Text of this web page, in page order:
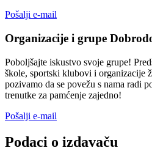
Pošalji e-mail
Organizacije i grupe
Poboljšajte iskustvo svoje grupe!
škole, sportski klubovi i organizacije
pozivamo da se povežu s nama radi
trenutke za pamćenje zajedno!
Pošalji e-mail
Podaci o izdavaču